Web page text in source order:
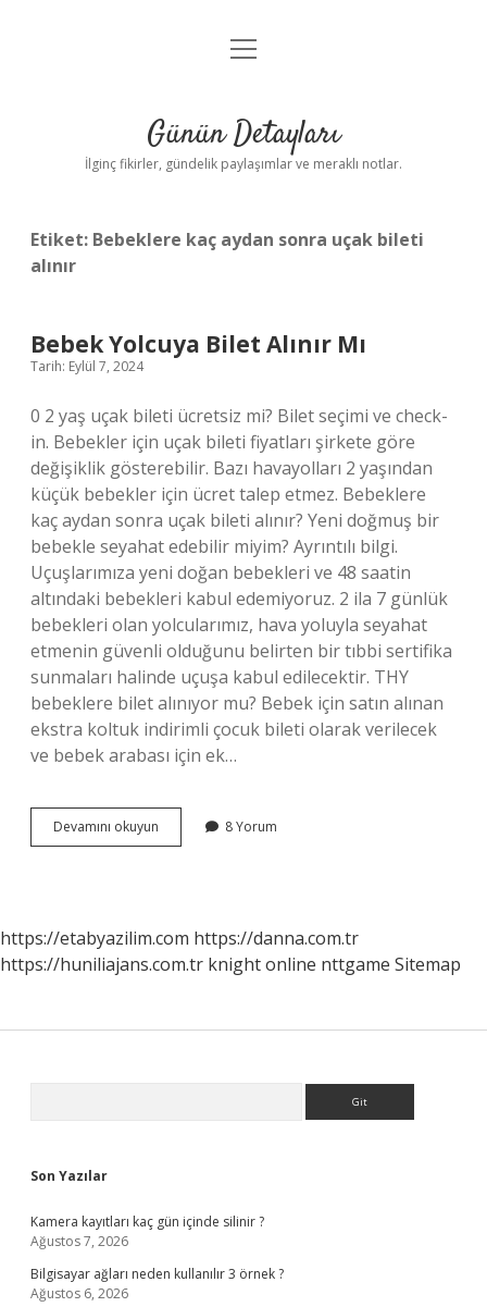
Gizlilik Politikası
Yasal Uyarı
menüyü
Günün Detayları
İlginç fikirler, gündelik paylaşımlar ve meraklı notlar.
Etiket: Bebeklere kaç aydan sonra uçak bileti
alınır
Bebek Yolcuya Bilet Alınır Mı
Tarih: Eylül 7, 2024
0 2 yaş uçak bileti ücretsiz mi? Bilet seçimi ve check-
in. Bebekler için uçak bileti fiyatları şirkete göre
değişiklik gösterebilir. Bazı havayolları 2 yaşından
küçük bebekler için ücret talep etmez. Bebeklere
kaç aydan sonra uçak bileti alınır? Yeni doğmuş bir
bebekle seyahat edebilir miyim? Ayrıntılı bilgi.
Uçuşlarımıza yeni doğan bebekleri ve 48 saatin
altındaki bebekleri kabul edemiyoruz. 2 ila 7 günlük
bebekleri olan yolcularımız, hava yoluyla seyahat
etmenin güvenli olduğunu belirten bir tıbbi sertifika
sunmaları halinde uçuşa kabul edilecektir. THY
bebeklere bilet alınıyor mu? Bebek için satın alınan
ekstra koltuk indirimli çocuk bileti olarak verilecek
ve bebek arabası için ek…
Devamını okuyun
Yolcuya
8 Yorum
https://etabyazilim.com https://danna.com.tr
https://huniliajans.com.tr knight online nttgame Sitemap
Son Yazılar
Kamera kayıtları kaç gün içinde silinir ?
Ağustos 7, 2026
Bilgisayar ağları neden kullanılır 3 örnek ?
Ağustos 6, 2026